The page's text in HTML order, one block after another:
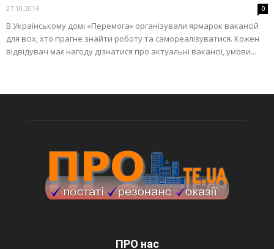
27.10.2016 0
В Українському домі «Перемога» організували ярмарок вакансій
для всіх, хто прагне знайти роботу та самореалізуватися. Кожен
відвідувач має нагоду дізнатися про актуальні вакансії, умови...
ПРО нас